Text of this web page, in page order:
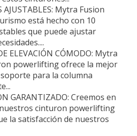
AJUSTABLES: Mytra Fusion
está hecho con 10
que puede ajustar
ELEVACIÓN CÓMODO: Mytra
powerlifting ofrece la mejor
para la columna
GARANTIZADO: Creemos en
nuestros cinturon powerlifting
la satisfacción de nuestros